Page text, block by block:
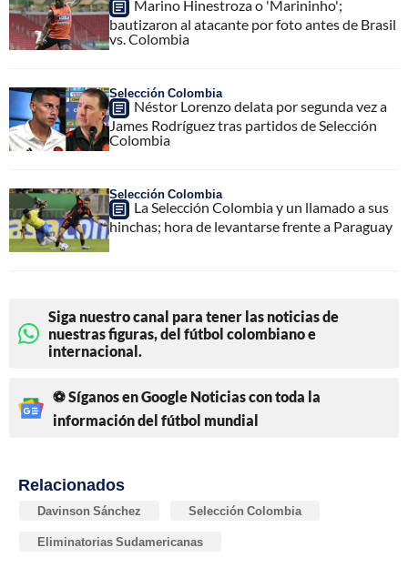
Marino Hinestroza o 'Marininho';
bautizaron al atacante por foto antes de Brasil
vs. Colombia
Selección Colombia
Néstor Lorenzo delata por segunda vez a
James Rodríguez tras partidos de Selección
Colombia
Selección Colombia
La Selección Colombia y un llamado a sus
hinchas; hora de levantarse frente a Paraguay
Siga nuestro canal para tener las noticias de
nuestras figuras, del fútbol colombiano e
internacional.
⚽ Síganos en Google Noticias con toda la
información del fútbol mundial
Relacionados
Davinson Sánchez Selección Colombia
Eliminatorias Sudamericanas